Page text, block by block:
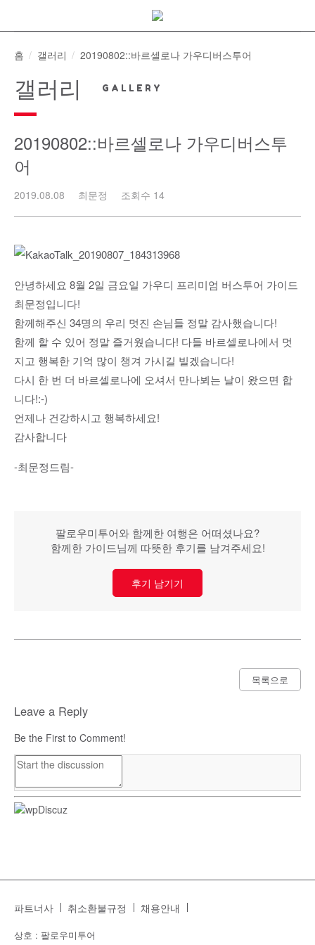
content
홈
갤러리 20190802::바르셀로나 가우디버스투어
갤러리
20190802::바르셀로나 가우디버스투
어
2019.08.08 최문정 조회수 14
안녕하세요 8월 2일 금요일 가우디 프리미엄 버스투어 가이드
최문정입니다!
함께해주신 34명의 우리 멋진 손님들 정말 감사했습니다!
함께 할 수 있어 정말 즐거웠습니다! 다들 바르셀로나에서 멋
지고 행복한 기억 많이 챙겨 가시길 빌겠습니다!
다시 한 번 더 바르셀로나에 오셔서 만나뵈는 날이 왔으면 합
니다!:-)
언제나 건강하시고 행복하세요!
감사합니다
-최문정드림-
팔로우미투어와 함께한 여행은 어떠셨나요?
함께한 가이드님께 따뜻한 후기를 남겨주세요!
후기 남기기
목록으로
Leave a Reply
Be the First to Comment!
파트너사 취소환불규정 채용안내
상호 : 팔로우미투어